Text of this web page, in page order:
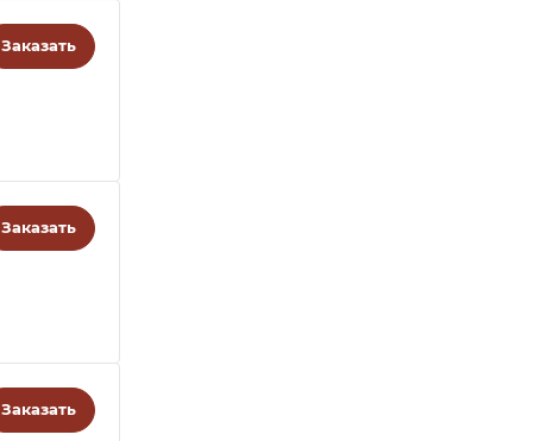
Заказать
Заказать
Заказать